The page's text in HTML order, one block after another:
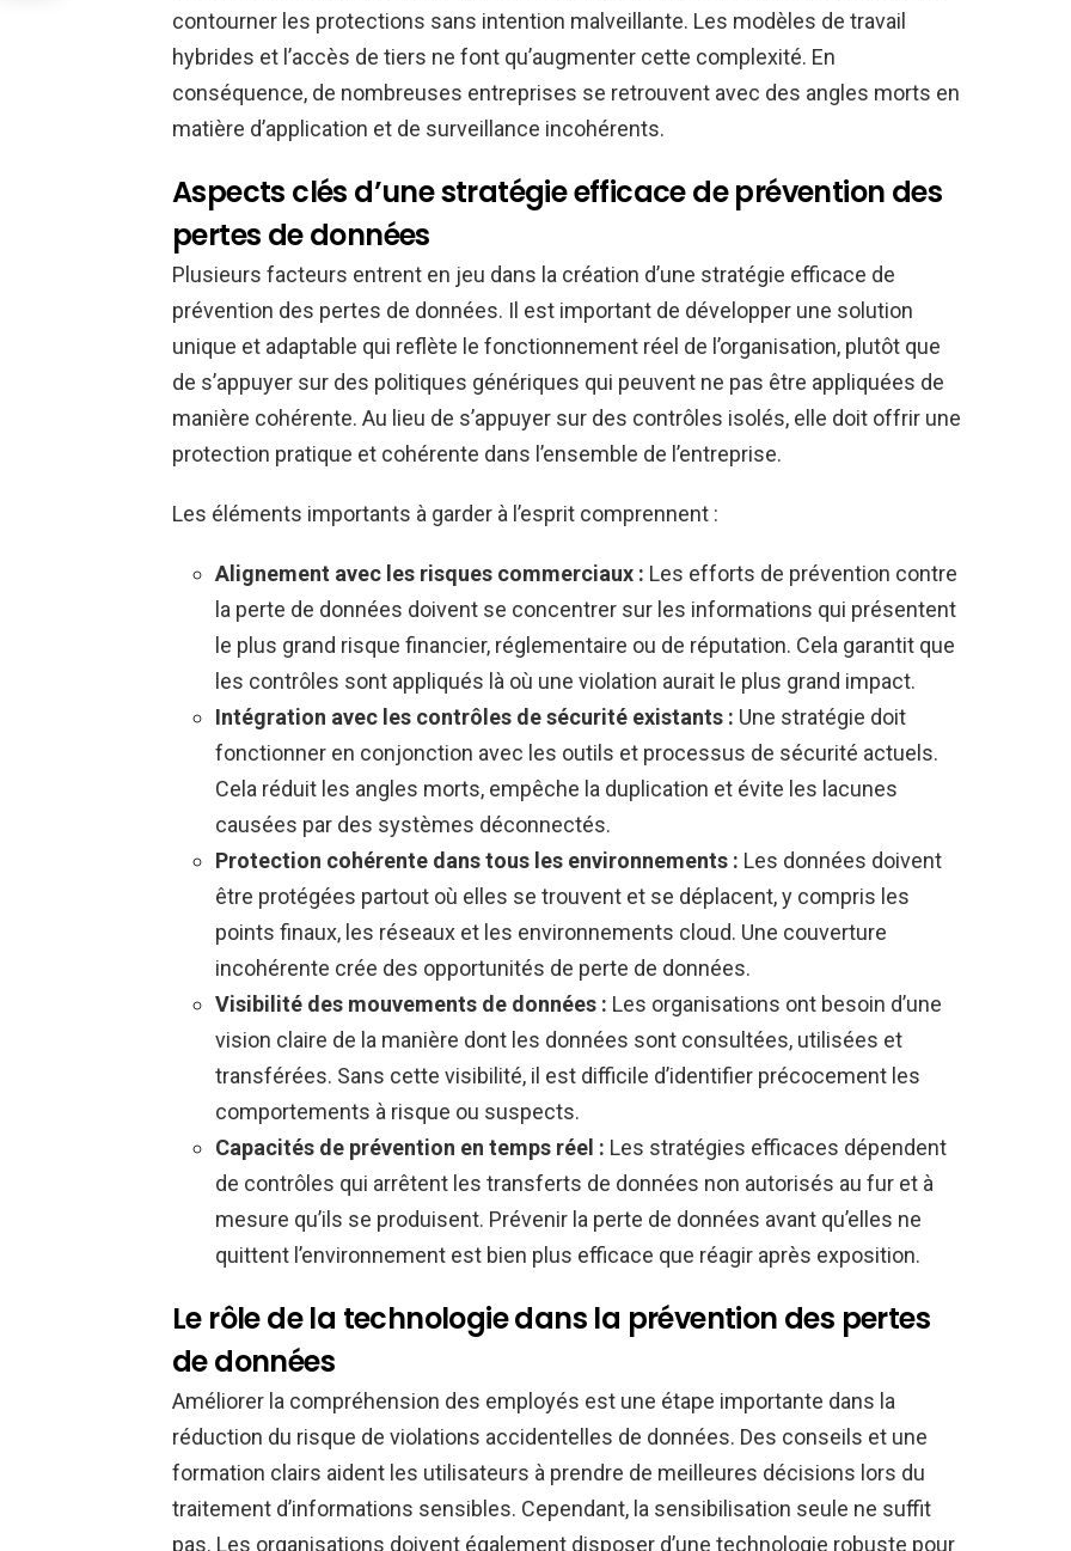
contourner les protections sans intention malveillante. Les modèles de travail
hybrides et l’accès de tiers ne font qu’augmenter cette complexité. En
conséquence, de nombreuses entreprises se retrouvent avec des angles morts en
matière d’application et de surveillance incohérents.
Aspects clés d’une stratégie efficace de prévention des
pertes de données
Plusieurs facteurs entrent en jeu dans la création d’une stratégie efficace de
prévention des pertes de données. Il est important de développer une solution
unique et adaptable qui reflète le fonctionnement réel de l’organisation, plutôt que
de s’appuyer sur des politiques génériques qui peuvent ne pas être appliquées de
manière cohérente. Au lieu de s’appuyer sur des contrôles isolés, elle doit offrir une
protection pratique et cohérente dans l’ensemble de l’entreprise.
Les éléments importants à garder à l’esprit comprennent :
Alignement avec les risques commerciaux : Les efforts de prévention contre
la perte de données doivent se concentrer sur les informations qui présentent
le plus grand risque financier, réglementaire ou de réputation. Cela garantit que
les contrôles sont appliqués là où une violation aurait le plus grand impact.
Intégration avec les contrôles de sécurité existants : Une stratégie doit
fonctionner en conjonction avec les outils et processus de sécurité actuels.
Cela réduit les angles morts, empêche la duplication et évite les lacunes
causées par des systèmes déconnectés.
Protection cohérente dans tous les environnements : Les données doivent
être protégées partout où elles se trouvent et se déplacent, y compris les
points finaux, les réseaux et les environnements cloud. Une couverture
incohérente crée des opportunités de perte de données.
Visibilité des mouvements de données : Les organisations ont besoin d’une
vision claire de la manière dont les données sont consultées, utilisées et
transférées. Sans cette visibilité, il est difficile d’identifier précocement les
comportements à risque ou suspects.
Capacités de prévention en temps réel : Les stratégies efficaces dépendent
de contrôles qui arrêtent les transferts de données non autorisés au fur et à
mesure qu’ils se produisent. Prévenir la perte de données avant qu’elles ne
quittent l’environnement est bien plus efficace que réagir après exposition.
Le rôle de la technologie dans la prévention des pertes
de données
Améliorer la compréhension des employés est une étape importante dans la
réduction du risque de violations accidentelles de données. Des conseils et une
formation clairs aident les utilisateurs à prendre de meilleures décisions lors du
traitement d’informations sensibles. Cependant, la sensibilisation seule ne suffit
pas. Les organisations doivent également disposer d’une technologie robuste pour